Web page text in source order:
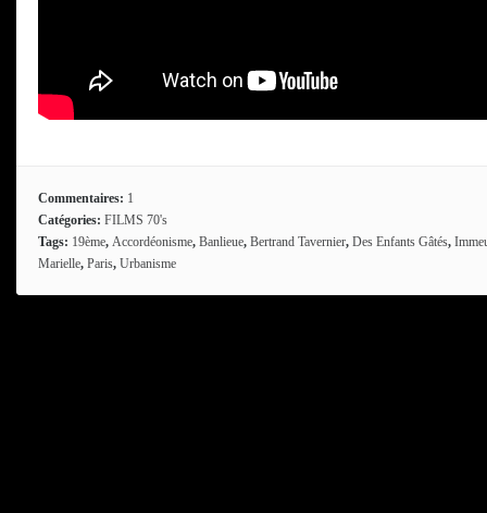
Commentaires: 1
Catégories: FILMS 70's
Tags: 19ème, Accordéonisme, Banlieue, Bertrand Tavernier, Des Enfants Gâtés,
Marielle, Paris, Urbanisme